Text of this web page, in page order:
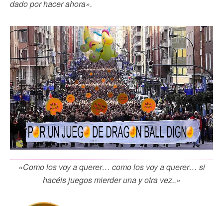
dado por hacer ahora».
«Como los voy a querer… como los voy a querer… si
hacéis juegos mierder una y otra vez..»